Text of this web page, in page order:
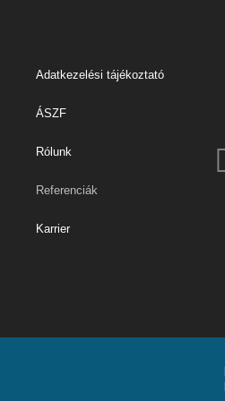
Adatkezelési tájékoztató
ÁSZF
Rólunk
Referenciák
Karrier